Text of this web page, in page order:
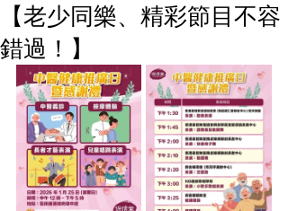
【老少同樂、精彩節目不容
錯過！】